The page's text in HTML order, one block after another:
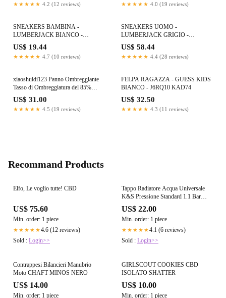
★★★★★ 4.2 (12 reviews) ★★★★★ 4.0 (19 reviews)
SNEAKERS BAMBINA -
LUMBERJACK BIANCO -
102268664
US$ 19.44
★★★★★ 4.7 (10 reviews)
SNEAKERS UOMO -
LUMBERJACK GRIGIO -
102269078
US$ 58.44
★★★★★ 4.4 (28 reviews)
xiaoshuidi123 Panno Ombreggiante
Tasso di Ombreggiatura del 85%
Isolamento, Rete Solare in PE per
Piante Verdi, Usato per Posto Auto
Coperto/Impianto di Cantiere, Barre
US$ 31.00
★★★★★ 4.5 (19 reviews)
FELPA RAGAZZA - GUESS KIDS
BIANCO - J6RQ10 KAD74
US$ 32.50
★★★★★ 4.3 (11 reviews)
Recommand Products
Elfo, Le voglio tutte! CBD
US$ 75.60
Min. order: 1 piece
★★★★★4.6 (12 reviews)
Sold : Login>>
Tappo Radiatore Acqua Universale
K&S Pressione Standard 1.1 Bar
Zincato Oro
US$ 22.00
Min. order: 1 piece
★★★★★4.1 (6 reviews)
Sold : Login>>
Contrappesi Bilancieri Manubrio
Moto CHAFT MINOS NERO
US$ 14.00
Min. order: 1 piece
GIRLSCOUT COOKIES CBD
ISOLATO SHATTER
US$ 10.00
Min. order: 1 piece